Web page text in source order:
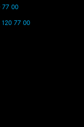
77 00
77 00